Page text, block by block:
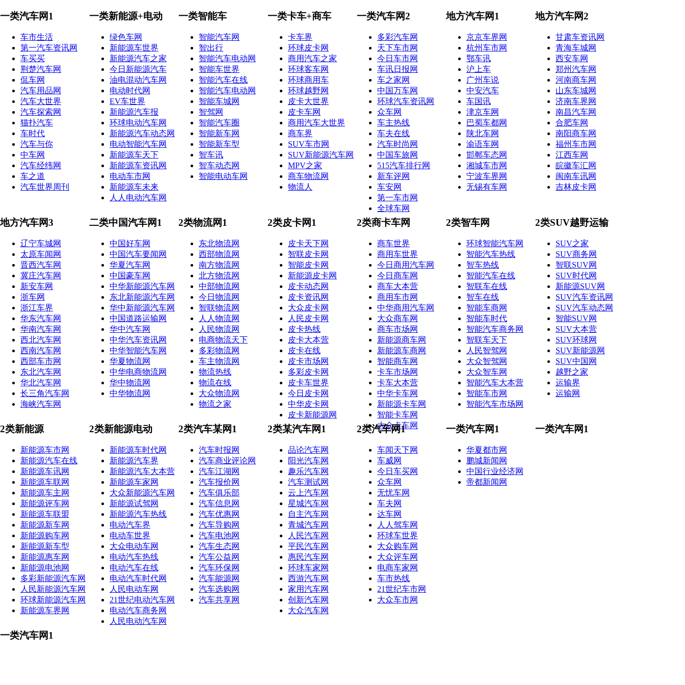
一类汽车网1
车市生活
第一汽车资讯网
车买买
荆楚汽车网
侃车网
汽车用品网
汽车大世界
汽车探索网
猫扑汽车
车时代
汽车与你
中车网
汽车经纬网
车之道
汽车世界周刊
一类新能源+电动
绿色车网
新能源车世界
新能源汽车之家
今日新能源汽车
油电混动汽车网
电动时代网
EV车世界
新能源汽车报
环球电动汽车网
新能源汽车动态网
电动智能汽车网
新能源车天下
新能源车资讯网
电动车市网
新能源车未来
人人电动汽车网
一类智能车
智能汽车网
智出行
智能汽车电动网
智能车世界
智能汽车在线
智能汽车电动网
智能车城网
智驾网
智能汽车圈
智能新车网
智能新车型
智车讯
智车动态网
智能电动车网
一类卡车+商车
卡车界
环球皮卡网
商用汽车之家
环球客车网
环球商用车
环球越野网
皮卡大世界
皮卡车网
商用汽车大世界
商车界
SUV车市网
SUV新能源汽车网
MPV之家
商车物流网
物流人
一类汽车网2
多彩汽车网
天下车市网
今日车市网
车讯日报网
车之家网
中国万车网
环球汽车资讯网
众车网
车主热线
车夫在线
汽车时尚网
中国车旅网
515汽车排行网
新车评网
车安网
第一车市网
全球车网
地方汽车网1
京京车界网
杭州车市网
鄂车讯
沪上车
广州车说
中安汽车
车国讯
津京车网
巴蜀车都网
陕北车网
渝语车网
邯郸车态网
湘城车市网
宁波车界网
无锡有车网
地方汽车网2
甘肃车资讯网
青海车城网
西安车网
郑州汽车网
河南商车网
山东车城网
济南车界网
南昌汽车网
合肥车网
南阳商车网
福州车市网
江西车网
皖徽车汇网
闽南车讯网
吉林皮卡网
地方汽车网3
辽宁车城网
太原车闻网
晋西汽车网
冀庄汽车网
新安车网
浙车网
浙江车界
华东汽车网
华南汽车网
西北汽车网
西南汽车网
西部车市网
东北汽车网
华北汽车网
长三角汽车网
海峡汽车网
二类中国汽车网1
中国好车网
中国汽车要闻网
华夏汽车网
中国豪车网
中华新能源汽车网
东北新能源汽车网
华中新能源汽车网
中国道路运输网
华中汽车网
中华汽车资讯网
中华智能汽车网
华夏物流网
中华电商物流网
华中物流网
中华物流网
2类物流网1
东北物流网
西部物流网
南方物流网
北方物流网
中部物流网
今日物流网
智联物流网
人人物流网
人民物流网
电商物流天下
多彩物流网
车主物流网
物流热线
物流在线
大众物流网
物流之家
2类皮卡网1
皮卡天下网
智联皮卡网
智能皮卡网
新能源皮卡网
皮卡动态网
皮卡资讯网
大众皮卡网
人民皮卡网
皮卡热线
皮卡大本营
皮卡在线
皮卡市场网
多彩皮卡网
皮卡车世界
今日皮卡网
中华皮卡网
皮卡新能源网
2类商卡车网
商车世界
商用车世界
今日商用汽车网
今日商车网
商车大本营
商用车市网
中华商用汽车网
大众商车网
商车市场网
新能源商车网
新能源车商网
智能商车网
卡车市场网
卡车大本营
中华卡车网
新能源卡车网
智能卡车网
大众卡车网
2类智车网
环球智能汽车网
智能汽车热线
智车热线
智能汽车在线
智联车在线
智车在线
智能车商网
智能车时代
智能汽车商务网
智联车天下
人民智驾网
大众智驾网
大众智车网
智能汽车大本营
智能车市网
智能汽车市场网
2类SUV越野运输
SUV之家
SUV商务网
智联SUV网
SUV时代网
新能源SUV网
SUV汽车资讯网
SUV汽车动态网
智能SUV网
SUV大本营
SUV环球网
SUV新能源网
SUV中国网
越野之家
运输界
运输网
2类新能源
新能源车市网
新能源汽车在线
新能源车讯网
新能源车联网
新能源车主网
新能源评车网
新能源车联盟
新能源新车网
新能源购车网
新能源新车型
新能源惠车网
新能源电池网
多彩新能源汽车网
人民新能源汽车网
环球新能源汽车网
新能源车界网
2类新能源电动
新能源车时代网
新能源汽车界
新能源汽车大本营
新能源车家网
大众新能源汽车网
新能源试驾网
新能源汽车热线
电动汽车界
电动车世界
大众电动车网
电动汽车热线
电动汽车在线
电动汽车时代网
人民电动车网
21世纪电动汽车网
电动汽车商务网
人民电动汽车网
2类汽车某网1
汽车时报网
汽车商业评论网
汽车江湖网
汽车报价网
汽车俱乐部
汽车信息网
汽车优惠网
汽车导购网
汽车电池网
汽车生态网
汽车公益网
汽车环保网
汽车能源网
汽车选购网
汽车共享网
2类某汽车网1
品论汽车网
阳光汽车网
趣乐汽车网
汽车测试网
云上汽车网
星城汽车网
自主汽车网
青城汽车网
人民汽车网
平民汽车网
惠民汽车网
环球车家网
西游汽车网
家用汽车网
创新汽车网
大众汽车网
2类汽车网1
车闻天下网
车威网
今日车买网
众车网
无忧车网
车夫网
达车网
人人驾车网
环球车世界
大众购车网
大众评车网
电商车家网
车市热线
21世纪车市网
大众车市网
一类汽车网1
华夏都市网
鹏城新闻网
中国行业经济网
帝都新闻网
一类汽车网1
一类汽车网1